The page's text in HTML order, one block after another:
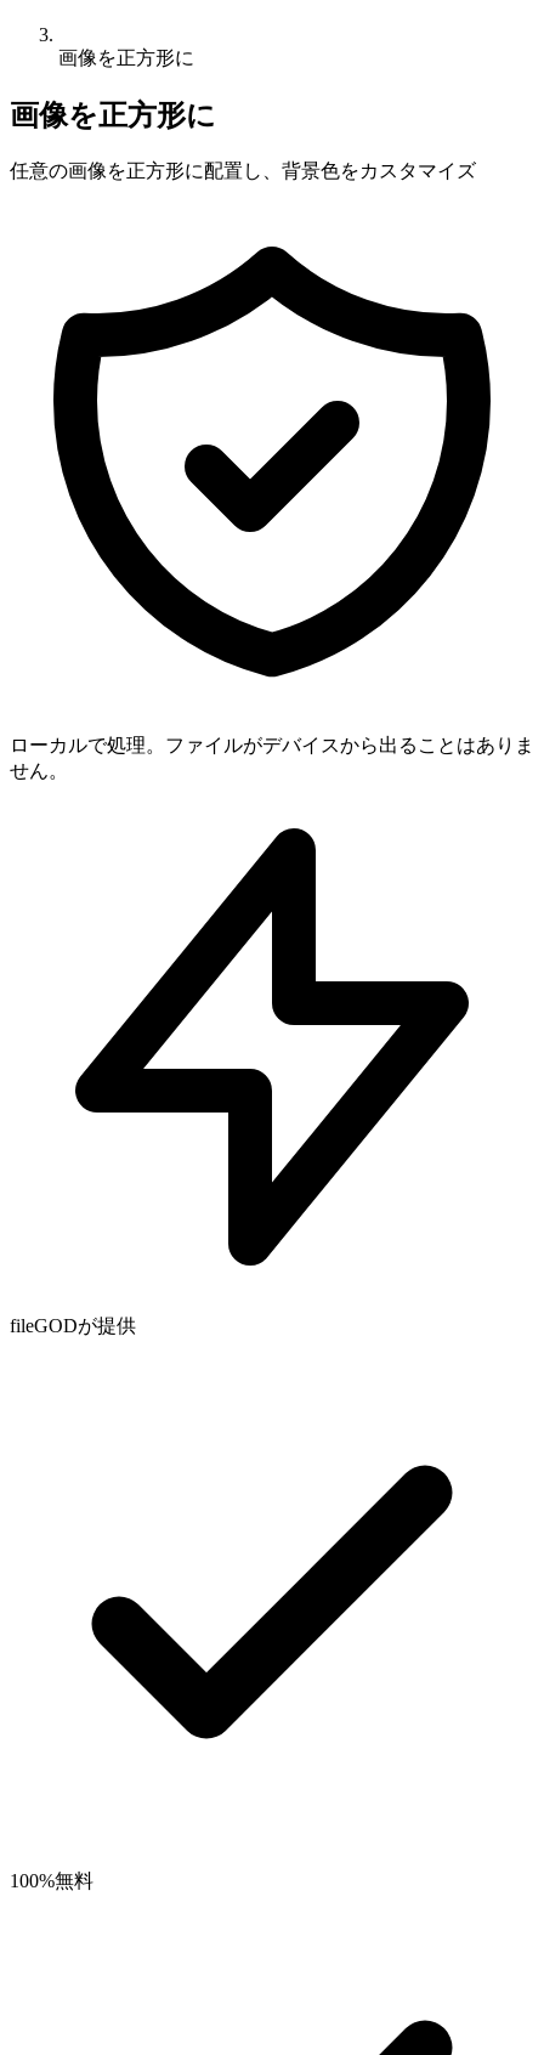
画像を正方形に
画像を正方形に
任意の画像を正方形に配置し、背景色をカスタマイズ
ローカルで処理。ファイルがデバイスから出ることはありま
せん。
fileGODが提供
100%無料